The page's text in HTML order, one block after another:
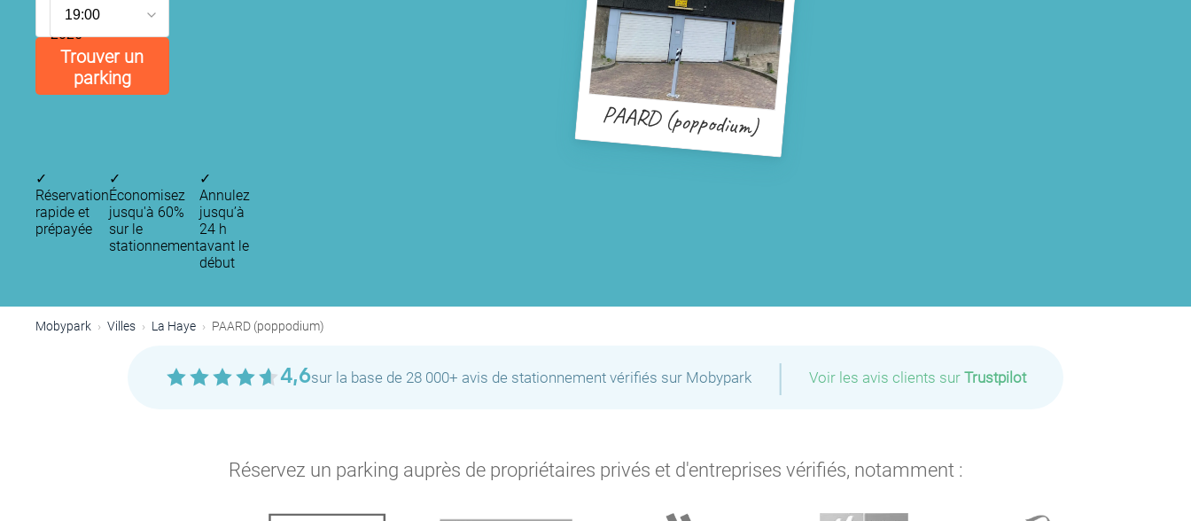
août
2026
19:00
Trouver un
parking
PAARD (poppodium)
✓
Réservation
rapide et
prépayée
✓
Économisez
jusqu'à 60%
sur le
stationnement
✓
Annulez
jusqu’à
24 h
avant le
début
Mobypark Villes La Haye PAARD (poppodium)
4,6sur la base de 28 000+ avis de stationnement vérifiés sur Mobypark | Voir les avis clients sur Trustpilot
Réservez un parking auprès de propriétaires privés et d'entreprises vérifiés, notamment :
P